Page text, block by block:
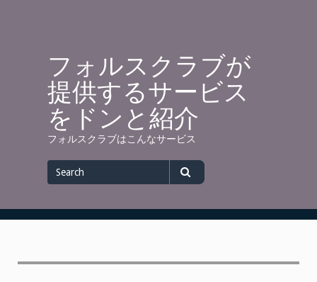
フォルスクラブが
提供するサービス
をドンと紹介
フォルスクラブはこんなサービス
for